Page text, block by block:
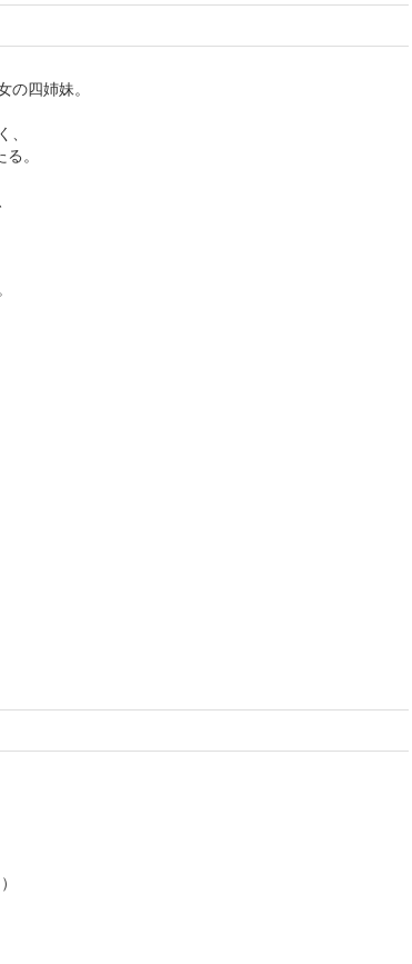
の四姉妹。
、
。